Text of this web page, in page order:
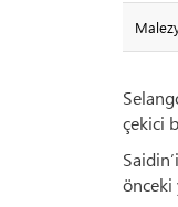
çekici
önceki